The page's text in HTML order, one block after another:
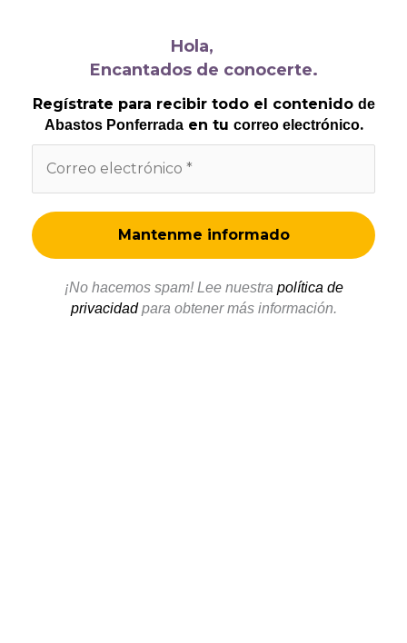
Hola,
Encantados de conocerte.
Regístrate para recibir todo el contenido de
Abastos Ponferradaen tu correo electrónico.
¡No hacemos spam! Lee nuestra política de
privacidadpara obtener más información.